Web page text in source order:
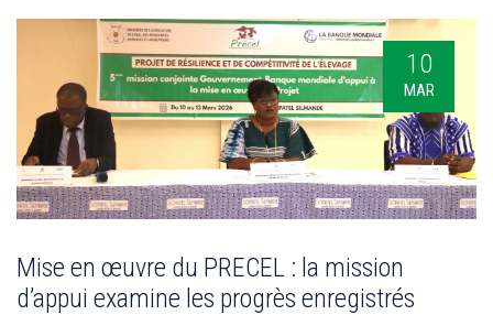
Mise en œuvre du PRECEL : la mission
d’appui examine les progrès enregistrés
10
MAR